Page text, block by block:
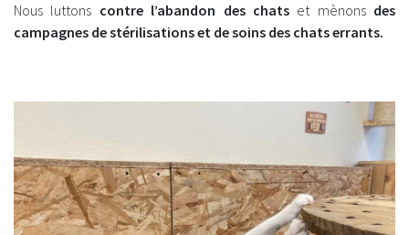
Nous luttons contre l’abandon des chats et mènons des
campagnes de stérilisations et de soins des chats errants.